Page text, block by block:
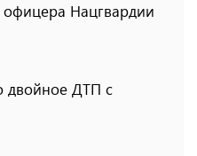
Нацгвардии
двойное ДТП с